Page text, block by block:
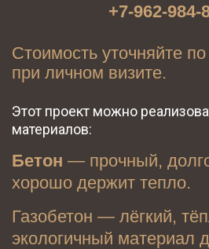
+7-962-984-
Стоимость уточняйте
при личном визите.
Этот проект можно
материалов:
Бетон — прочный,
хорошо держит тепло.
Газобетон — лёгкий,
экологичный материал